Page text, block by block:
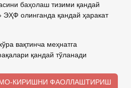
баҳолаш тизими қандай
ЭҲФ олинганда қандай ҳаракат
вақтинча меҳнатга
қандай тўланади
КИРИШНИ ФАОЛЛАШТИРИШ